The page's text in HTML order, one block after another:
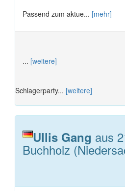
Passend zum aktue... [mehr]
... [weitere]
Schlagerparty... [weitere]
Ullis Gang aus
Buchholz